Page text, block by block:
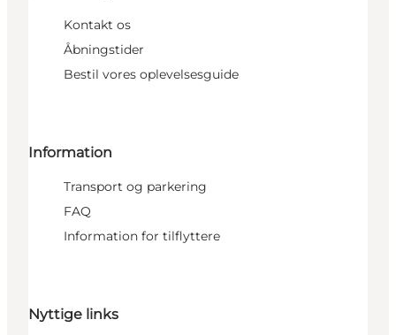
Kontakt os
Åbningstider
Bestil vores oplevelsesguide
Information
Transport og parkering
FAQ
Information for tilflyttere
Nyttige links